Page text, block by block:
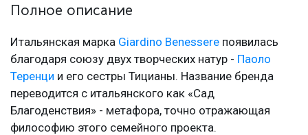
Полное описание
Итальянская марка Giardino Benessere появилась
благодаря союзу двух творческих натур - Паоло
Теренци и его сестры Тицианы. Название бренда
переводится с итальянского как «Сад
Благоденствия» - метафора, точно отражающая
философию этого семейного проекта.